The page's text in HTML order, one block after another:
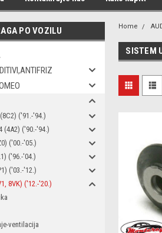
PO VOZILU
('91.-'94.)
(4A2) ('90.-'94.)
('00.-'05.)
('96.-'04.)
('03.-'12.)
8VK) ('12.-'20.)
ventilacija
Home
SISTEM